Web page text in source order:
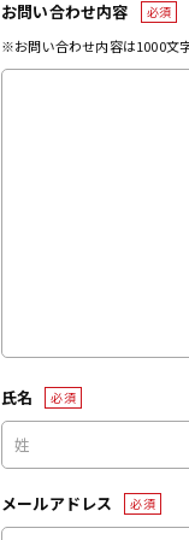
お問い合わせ内容 必須
※お問い合わせ内容は1000文
氏名 必須
メールアドレス 必須